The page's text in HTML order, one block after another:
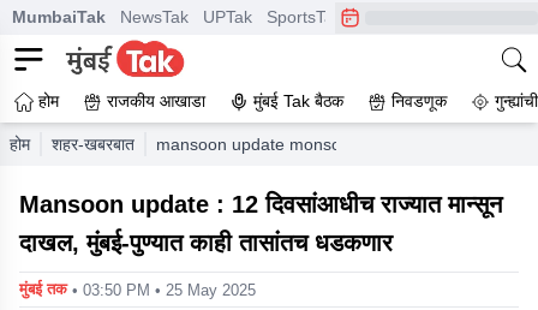
MumbaiTak NewsTak UPTak SportsTak CrimeTak
होम राजकीय आखाडा मुंबई Tak बैठक निवडणूक
होम शहर-खबरबात mansoon update monsoon arrived in the
Mansoon update : 12 दिवसांआधीच राज्यात मान्सून
दाखल, मुंबई-पुण्यात काही तासांतच धडकणार
मुंबई तक • 03:50 PM • 25 May 2025